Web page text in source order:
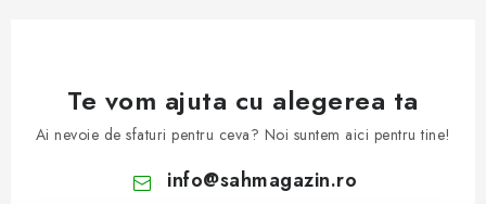
Te vom ajuta cu alegerea ta
Ai nevoie de sfaturi pentru ceva? Noi suntem aici pentru tine!
info@sahmagazin.ro